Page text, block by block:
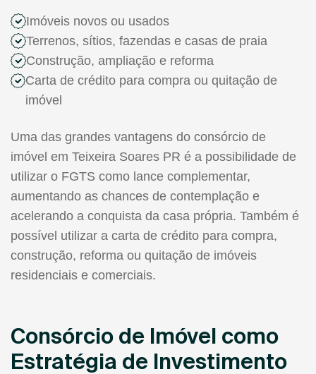
Imóveis novos ou usados
Terrenos, sítios, fazendas e casas de praia
Construção, ampliação e reforma
Carta de crédito para compra ou quitação de
imóvel
Uma das grandes vantagens do consórcio de
imóvel em Teixeira Soares PR é a possibilidade de
utilizar o FGTS como lance complementar,
aumentando as chances de contemplação e
acelerando a conquista da casa própria. Também é
possível utilizar a carta de crédito para compra,
construção, reforma ou quitação de imóveis
residenciais e comerciais.
Consórcio de Imóvel como
Estratégia de Investimento